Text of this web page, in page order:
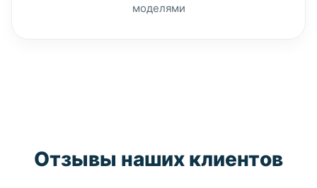
моделями
Отзывы наших клиентов